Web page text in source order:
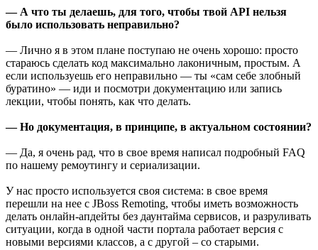
— А что ты делаешь, для того, чтобы твой API нельзя
было использовать неправильно?
— Лично я в этом плане поступаю не очень хорошо: просто
стараюсь сделать код максимально лаконичным, простым. А
если используешь его неправильно — ты «сам себе злобный
буратино» — иди и посмотри документацию или запись
лекции, чтобы понять, как что делать.
— Но документация, в принципе, в актуальном состоянии?
— Да, я очень рад, что в свое время написал подробный FAQ
по нашему ремоутингу и сериализации.
У нас просто используется своя система: в свое время
перешли на нее с JBoss Remoting, чтобы иметь возможность
делать онлайн-апдейты без даунтайма сервисов, и разруливать
ситуации, когда в одной части портала работает версия с
новыми версиями классов, а с другой – со старыми.